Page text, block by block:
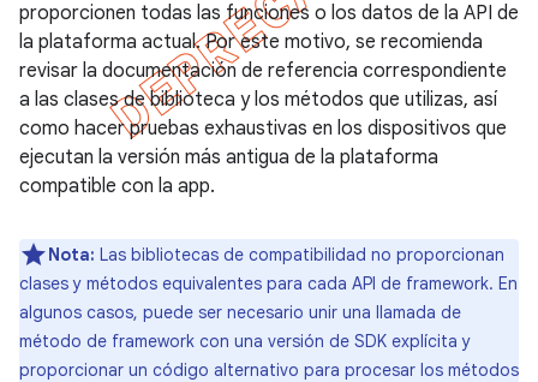
proporcionen todas las funciones o los datos de la API de
la plataforma actual. Por este motivo, se recomienda
revisar la documentación de referencia correspondiente
a las clases de biblioteca y los métodos que utilizas, así
como hacer pruebas exhaustivas en los dispositivos que
ejecutan la versión más antigua de la plataforma
compatible con la app.
Nota: Las bibliotecas de compatibilidad no proporcionan
clases y métodos equivalentes para cada API de framework. En
algunos casos, puede ser necesario unir una llamada de
método de framework con una versión de SDK explícita y
proporcionar un código alternativo para procesar los métodos